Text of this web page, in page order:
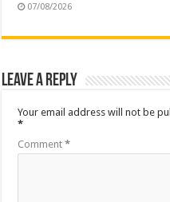
07/08/2026
Leave a Reply
Your email address will not be
*
Comment*